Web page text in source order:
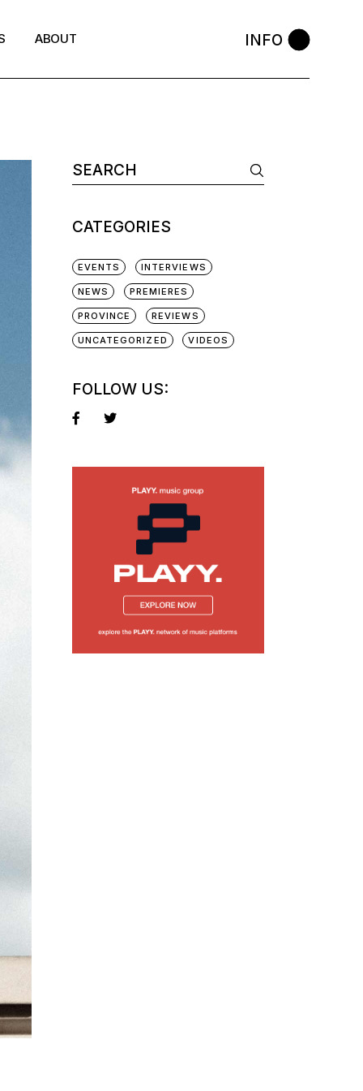
ABOUT INFO
CATEGORIES
EVENTS INTERVIEWS
NEWS PREMIERES
PROVINCE REVIEWS
UNCATEGORIZED VIDEOS
FOLLOW US: